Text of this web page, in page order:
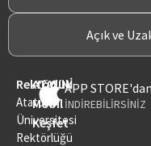
Açık ve
Rektörlük
Atatürk
Üniversitesi
Rektörlüğü
ATAUNİ
Mobil
Keşfet
APP STORE'dan
İNDİREBİLİRSİNİZ